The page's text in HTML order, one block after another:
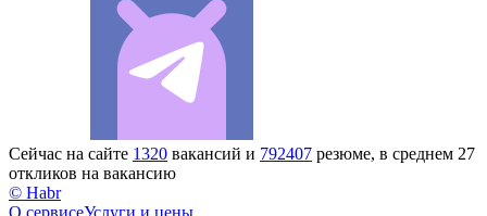
Сейчас на сайте 1320 вакансий и 792407 резюме, в среднем 27
откликов на вакансию
© Habr
О сервисеУслуги и цены